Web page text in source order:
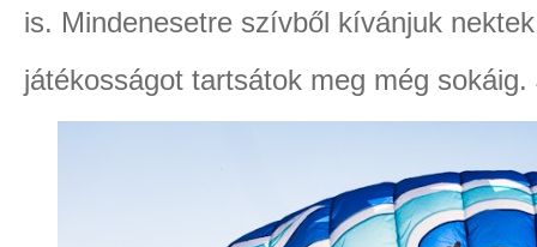
is. Mindenesetre szívből kívánjuk
játékosságot tartsátok meg még